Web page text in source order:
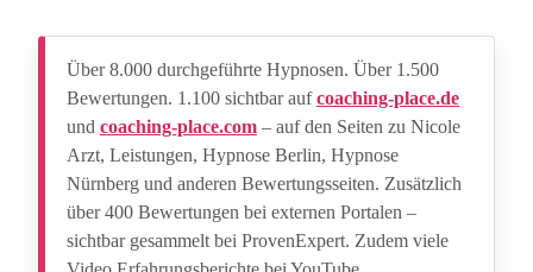
Über 8.000 durchgeführte Hypnosen. Über 1.500
Bewertungen. 1.100 sichtbar aufcoaching-place.de
und coaching-place.com – auf den Seiten zu Nicole
Arzt, Leistungen, Hypnose Berlin, Hypnose
Nürnberg und anderen Bewertungsseiten. Zusätzlich
über 400 Bewertungen bei externen Portalen –
sichtbar gesammelt bei ProvenExpert. Zudem viele